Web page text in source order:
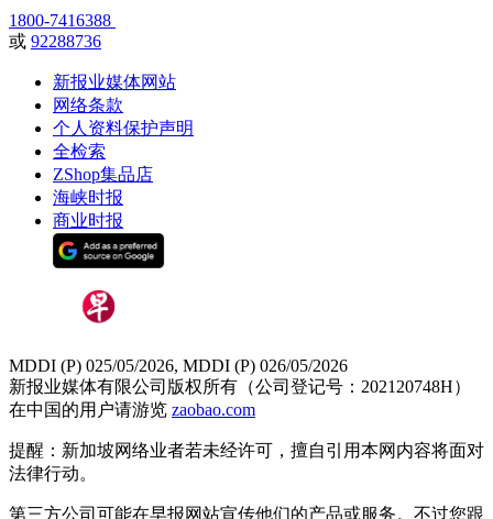
1800-7416388
或 92288736
新报业媒体网站
网络条款
个人资料保护声明
全检索
ZShop集品店
海峡时报
商业时报
MDDI (P) 025/05/2026, MDDI (P) 026/05/2026
新报业媒体有限公司版权所有（公司登记号：202120748H）
在中国的用户请游览 zaobao.com
提醒：新加坡网络业者若未经许可，擅自引用本网内容将面对
法律行动。
第三方公司可能在早报网站宣传他们的产品或服务。不过您跟